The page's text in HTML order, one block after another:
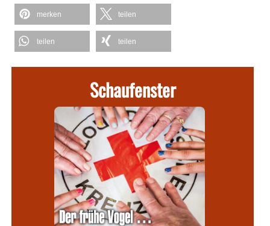
merken teilen
teilen teilen
Schaufenster